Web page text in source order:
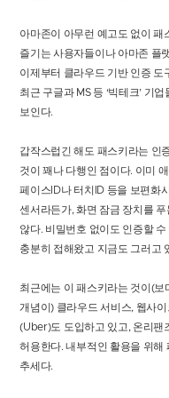
아마존이 아무런 예고도 없이 패
즐기는 사용자들이나 아마존 플
이제부터 클라우드 기반 인증 도
최근 구글과 MS 등 ‘빅테크’ 기
보인다.
갑작스럽긴 해도 패스키라는 인
것이 꽤나 다행인 점이다. 이미
페이스ID나 터치ID 등을 보편화
센서라든가, 화면 잠금 장치를
않다. 비밀번호 없이도 인증할
충분히 접해왔고 지금도 그러고
최근에는 이 패스키라는 것이(
개념이) 클라우드 서비스, 웹사
(Uber)도 도입하고 있고, 온리팬
허용한다. 내부적인 활용을 위해
추세다.